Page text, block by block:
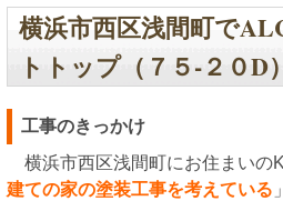
横浜市西区浅間町で
トトップ（７５-２０
工事のきっかけ
横浜市西区浅間町にお住まいのK
建ての家の塗装工事を考えている